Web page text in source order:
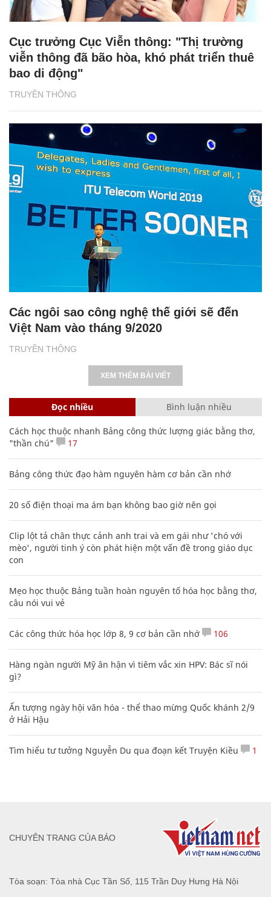
TRUYỀN THÔNG
Cục trưởng Cục Viễn thông: "Thị trường
viễn thông đã bão hòa, khó phát triển thuê
bao di động"
TRUYỀN THÔNG
Các ngôi sao công nghệ thế giới sẽ đến
Việt Nam vào tháng 9/2020
XEM THÊM BÀI VIẾT
Đọc nhiều Bình luận nhiều
Cách học thuộc nhanh Bảng công thức lượng giác bằng thơ,
"thần chú"
17
Bảng công thức đạo hàm nguyên hàm cơ bản cần nhớ
20 số điện thoại ma ám bạn không bao giờ nên gọi
Clip lột tả chân thực cảnh anh trai và em gái như 'chó với
mèo', người tinh ý còn phát hiện một vấn đề trong giáo dục
con
Mẹo học thuộc Bảng tuần hoàn nguyên tố hóa học bằng thơ,
câu nói vui vẻ
Các công thức hóa học lớp 8, 9 cơ bản cần nhớ 106
Hàng ngàn người Mỹ ân hận vì tiêm vắc xin HPV: Bác sĩ nói
gì?
Ấn tượng ngày hội văn hóa - thể thao mừng Quốc khánh 2/9
ở Hải Hậu
Tìm hiểu tư tưởng Nguyễn Du qua đoạn kết Truyện Kiều 1
Tòa soạn: Tòa nhà Cục Tần Số, 115 Trần Duy Hưng Hà Nội
CHUYÊN TRANG CỦA BÁO